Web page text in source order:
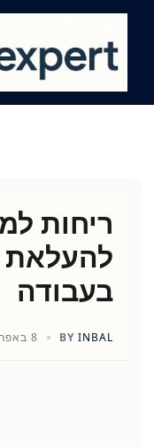
content
ריחות
להעלאת
בעבודה
BY INBAL 8 באפריל 2025